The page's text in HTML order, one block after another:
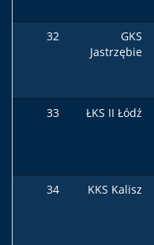
32
GKS
Jastrzębie
33 ŁKS II Łódź
34 KKS Kalisz